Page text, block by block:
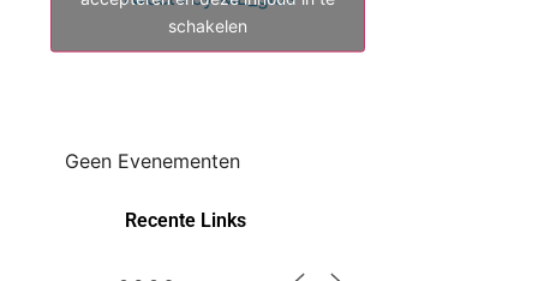
schakelen
Geen Evenementen
Recente Links